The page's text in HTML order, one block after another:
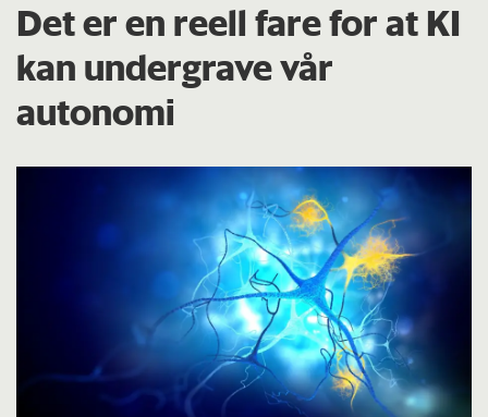
Det er en reell fare for at KI
kan undergrave vår
autonomi